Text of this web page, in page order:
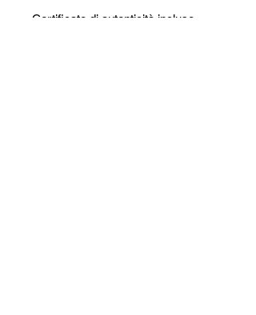
Certificato di autenticità incluso